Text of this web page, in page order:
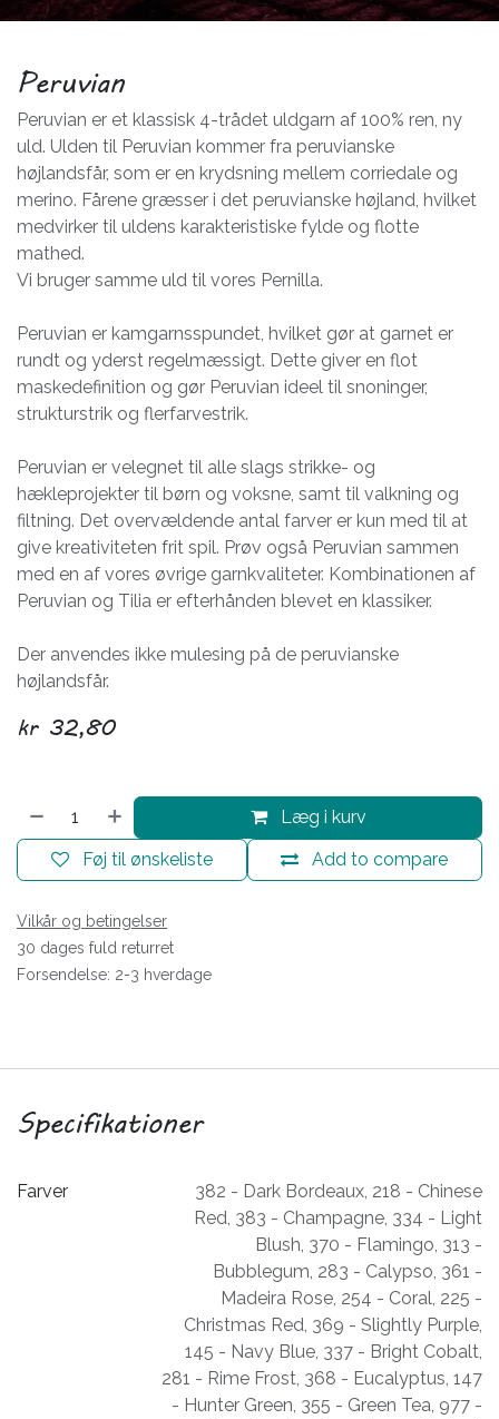
Peruvian
Peruvian er et klassisk 4-trådet uldgarn af 100% ren, ny
uld. Ulden til Peruvian kommer fra peruvianske
højlandsfår, som er en krydsning mellem corriedale og
merino. Fårene græsser i det peruvianske højland, hvilket
medvirker til uldens karakteristiske fylde og flotte
mathed.
Vi bruger samme uld til vores Pernilla.
Peruvian er kamgarnsspundet, hvilket gør at garnet er
rundt og yderst regelmæssigt. Dette giver en flot
maskedefinition og gør Peruvian ideel til snoninger,
strukturstrik og flerfarvestrik.
Peruvian er velegnet til alle slags strikke- og
hækleprojekter til børn og voksne, samt til valkning og
filtning. Det overvældende antal farver er kun med til at
give kreativiteten frit spil. Prøv også Peruvian sammen
med en af vores øvrige garnkvaliteter. Kombinationen af
Peruvian og Tilia er efterhånden blevet en klassiker.
Der anvendes ikke mulesing på de peruvianske
højlandsfår.
kr 32,80
Læg i kurv
Add to compare
Føj til ønskeliste
Vilkår og betingelser
30 dages fuld returret
Forsendelse: 2-3 hverdage
Specifikationer
Farver 382 - Dark Bordeaux, 218 - Chinese
Red, 383 - Champagne, 334 - Light
Blush, 370 - Flamingo, 313 -
Bubblegum, 283 - Calypso, 361 -
Madeira Rose, 254 - Coral, 225 -
Christmas Red, 369 - Slightly Purple,
145 - Navy Blue, 337 - Bright Cobalt,
281 - Rime Frost, 368 - Eucalyptus, 147
- Hunter Green, 355 - Green Tea, 977 -